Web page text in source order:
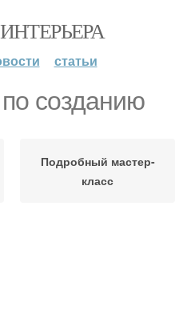
статьи
созданию
Подробный мастер-
класс